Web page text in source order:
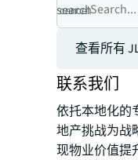
search
cancel
查看所有
联系我们
依托本地化的
地产挑战为战
现物业价值提